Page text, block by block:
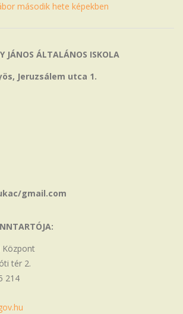
második hete képekben
JÁNOS ÁLTALÁNOS ISKOLA
Jeruzsálem utca 1.
gmail.com
Központ
tér 2.
214